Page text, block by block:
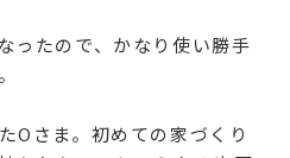
ったので、かなり使い勝手
Oさま。初めての家づくり